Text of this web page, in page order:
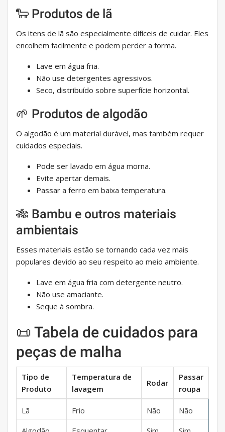
🐑 Produtos de lã
Os itens de lã são especialmente difíceis de cuidar. Eles
encolhem facilmente e podem perder a forma.
Lave em água fria.
Não use detergentes agressivos.
Seco, distribuído sobre superfície horizontal.
🌱 Produtos de algodão
O algodão é um material durável, mas também requer
cuidados especiais.
Pode ser lavado em água morna.
Evite apertar demais.
Passar a ferro em baixa temperatura.
🎋 Bambu e outros materiais
ambientais
Esses materiais estão se tornando cada vez mais
populares devido ao seu respeito ao meio ambiente.
Lave em água fria com detergente neutro.
Não use amaciante.
Seque à sombra.
📜 Tabela de cuidados para
peças de malha
Tipo de
Produto
Temperatura de
lavagem
Rodar
Passar
roupa
Lã Frio Não
Não